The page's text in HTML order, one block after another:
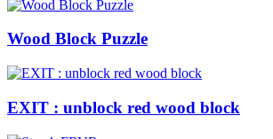
Wood Block Puzzle
EXIT : unblock red wood block